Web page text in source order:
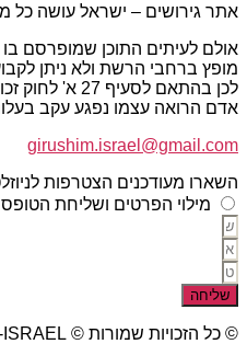
אתר גירושים – ישראל עושה כל
אולם לעיתים התוכן שמופרסם בו
מופץ ברחבי הרשת ולא ניתן
לכן בהתאם לסעיף 27 א' לחוק זכויות היוצרים, כל
אדם הרואה עצמו נפגע עקב
girushim.israel@gmail.com
השארו מעודכנים הצטרפות
מילוי הפרטים ושליחת
שליחה
© כל הזכויות שמורות © GIRUSHIM-ISRAEL